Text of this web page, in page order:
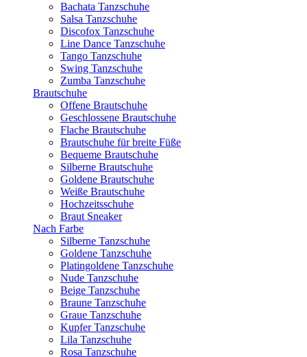
Bachata Tanzschuhe
Salsa Tanzschuhe
Discofox Tanzschuhe
Line Dance Tanzschuhe
Tango Tanzschuhe
Swing Tanzschuhe
Zumba Tanzschuhe
Brautschuhe
Offene Brautschuhe
Geschlossene Brautschuhe
Flache Brautschuhe
Brautschuhe für breite Füße
Bequeme Brautschuhe
Silberne Brautschuhe
Goldene Brautschuhe
Weiße Brautschuhe
Hochzeitsschuhe
Braut Sneaker
Nach Farbe
Silberne Tanzschuhe
Goldene Tanzschuhe
Platingoldene Tanzschuhe
Nude Tanzschuhe
Beige Tanzschuhe
Braune Tanzschuhe
Graue Tanzschuhe
Kupfer Tanzschuhe
Lila Tanzschuhe
Rosa Tanzschuhe